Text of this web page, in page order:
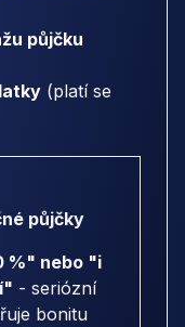
půjčku
(platí se
půjčky
%" nebo "i
- seriózní
bonitu